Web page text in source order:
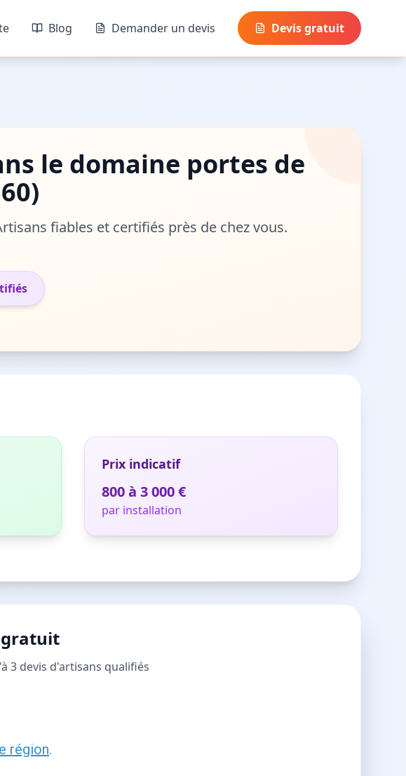
Blog Demander un devis Devis gratuit
le domaine portes de
)
fiables et certifiés près de chez vous.
Prix indicatif
800 à 3 000 €
par installation
gratuit
3 devis d'artisans qualifiés
région.